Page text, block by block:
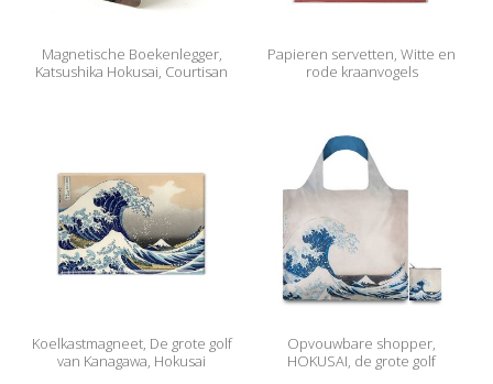
Magnetische Boekenlegger,
Katsushika Hokusai, Courtisan
Papieren servetten, Witte en
rode kraanvogels
Koelkastmagneet, De grote golf
van Kanagawa, Hokusai
Opvouwbare shopper,
HOKUSAI, de grote golf